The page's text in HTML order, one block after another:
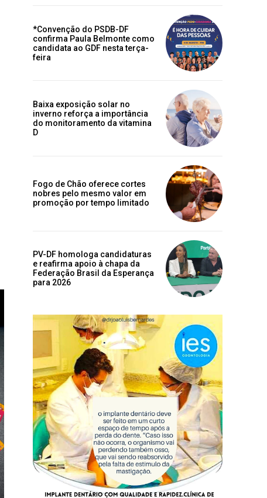
*Convenção do PSDB-DF
confirma Paula Belmonte como
candidata ao GDF nesta terça-
feira
Baixa exposição solar no
inverno reforça a importância
do monitoramento da vitamina
D
Fogo de Chão oferece cortes
nobres pelo mesmo valor em
promoção por tempo limitado
PV-DF homologa candidaturas
e reafirma apoio à chapa da
Federação Brasil da Esperança
para 2026